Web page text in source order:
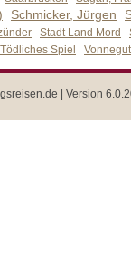
Schmicker, Jürgen
Stadt Land Mord
Tödliches Spiel
| Version